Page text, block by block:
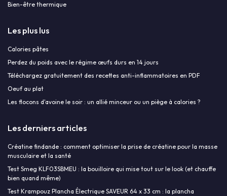
Bien-être thermique
Les plus lus
Calories pâtes
Perdez du poids avec le régime œufs durs en 14 jours
Téléchargez gratuitement des recettes anti-inflammatoires en PDF
Oeuf au plat
Les flocons d'avoine le soir : un allié minceur ou un piège à calories ?
Les derniers articles
Créatine findande : comment optimiser la prise de créatine pour la masse
musculaire et la santé
Test Smeg KLF03SBMEU : la bouilloire qui mise tout sur le look (et chauffe
bien quand même)
Test Krampouz Plancha Électrique SAVEUR 64 x 33 cm : la plancha